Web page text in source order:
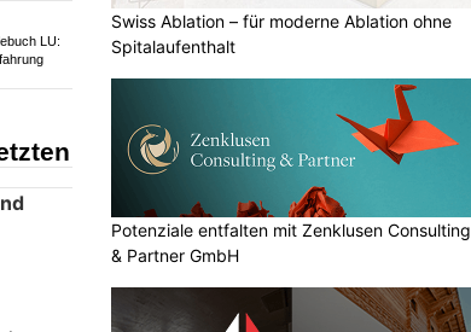
Swiss Ablation – für moderne Ablation ohne
Spitalaufenthalt
Potenziale entfalten mit Zenklusen Consulting
& Partner GmbH